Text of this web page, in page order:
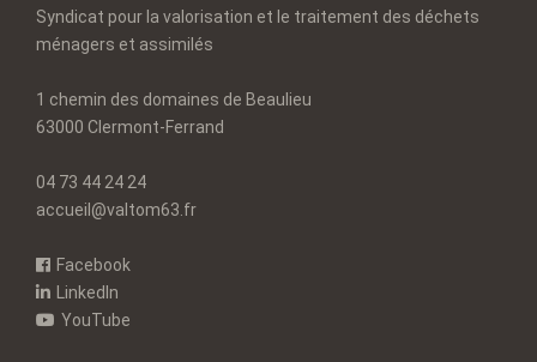
Syndicat pour la valorisation et le traitement des déchets
ménagers et assimilés
1 chemin des domaines de Beaulieu
63000 Clermont-Ferrand
04 73 44 24 24
accueil@valtom63.fr
Facebook
LinkedIn
YouTube